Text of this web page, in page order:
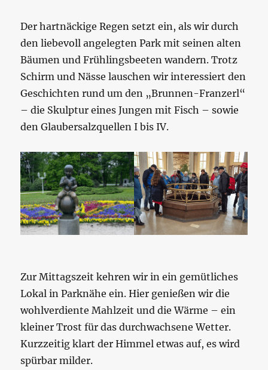
Der hartnäckige Regen setzt ein, als wir durch
den liebevoll angelegten Park mit seinen alten
Bäumen und Frühlingsbeeten wandern. Trotz
Schirm und Nässe lauschen wir interessiert den
Geschichten rund um den „Brunnen-Franzerl“
– die Skulptur eines Jungen mit Fisch – sowie
den Glaubersalzquellen I bis IV.
Zur Mittagszeit kehren wir in ein gemütliches
Lokal in Parknähe ein. Hier genießen wir die
wohlverdiente Mahlzeit und die Wärme – ein
kleiner Trost für das durchwachsene Wetter.
Kurzzeitig klart der Himmel etwas auf, es wird
spürbar milder.